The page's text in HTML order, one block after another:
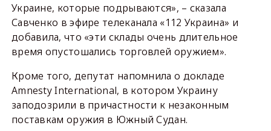
Украине, которые подрываются», – сказала
Савченко в эфире телеканала «112 Украина» и
добавила, что «эти склады очень длительное
время опустошались торговлей оружием».
Кроме того, депутат напомнила о докладе
Amnesty International, в котором Украину
заподозрили в причастности к незаконным
поставкам оружия в Южный Судан.